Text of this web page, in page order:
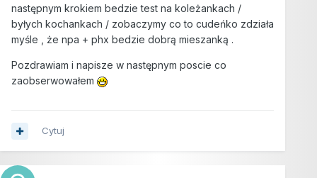
następnym krokiem bedzie test na koleżankach /
byłych kochankach / zobaczymy co to cudeńko zdziała
myśle , że npa + phx bedzie dobrą mieszanką .
Pozdrawiam i napisze w następnym poscie co
zaobserwowałem
Cytuj